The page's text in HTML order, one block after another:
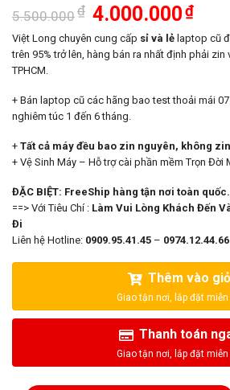
5.500.000₫ Giá
gốc
là:
5.500.000₫.
4.000.000₫Giá
tại
là:
Việt Long chuyên cung cấp sỉ và lẻ laptop cũ
trên 95% trở lên, hàng bán ra nhất định phải
TPHCM.
+ Bán laptop cũ các hãng bao test thoải mái
nghiêm túc 1 đến 6 tháng.
+ Tất cả máy đều bao zin nguyên, không
+ Vệ Sinh Máy – Hỗ trợ cài phần mềm Trọn Đời
ĐẶC BIỆT: FreeShip hàng tận nơi toàn quốc.
==> Với Tiêu Chí : Làm Vui Lòng Khách Đến
Đi
Liên hệ Hotline: 0909.95.41.45 – 0974.12.44.66
Thêm vào giỏ
Thanh toán